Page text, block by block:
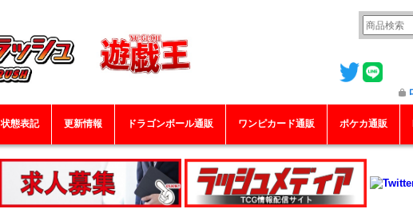
状態表記 更新情報 ドラゴンボール通販 ワンピカード通販 ポケカ通販